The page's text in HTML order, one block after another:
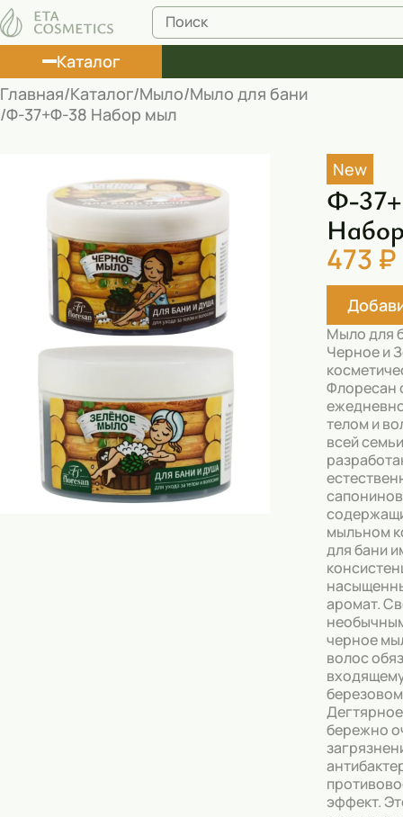
Каталог
Лосьоны
Корректоры
Маски косметические
Муссы
Масла
Пена для ванны
Скрабы
Блески
Гели
Главная Каталог Мыло Мыло для бани
Ф-37+Ф-38 Набор мыл
New
Ф-
473 ₽
Мыло для
Черное и
Флоресан
телом и
всей
мыльном
для бани
аромат.
черное
волос
бережно
эффект.